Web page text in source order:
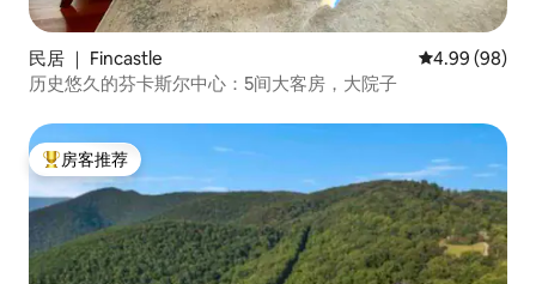
民居 ｜ Fincastle 平均评分 4.99
4.99 (98)
历史悠久的芬卡斯尔中心：5间大客房，大院子
热门「房客推荐」
房客推荐